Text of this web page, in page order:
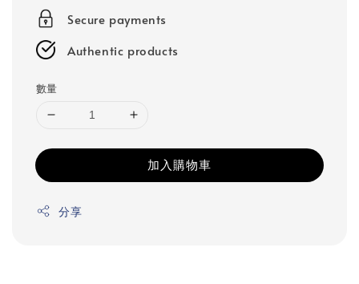
Secure payments
Authentic products
數量
加入購物車
分享